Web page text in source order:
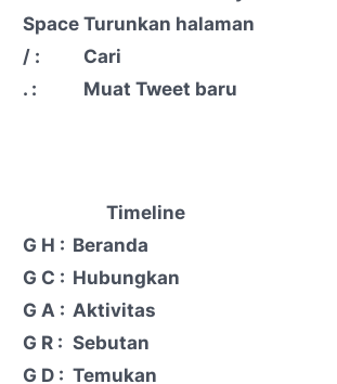
Space Turunkan halaman
/ :
Cari
. :
Muat Tweet baru
Timeline
G H : Beranda
G C : Hubungkan
G A : Aktivitas
G R : Sebutan
G D : Temukan